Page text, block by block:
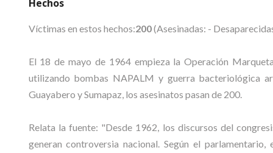
Hechos
Víctimas en estos hechos:200(Asesinadas: -
El 18 de mayo de 1964 empieza la Operación
utilizando bombas NAPALM y guerra bacteriológica
Guayabero y Sumapaz, los asesinatos pasan de 200.
Relata la fuente: "Desde 1962, los discursos del
generan controversia nacional. Según el